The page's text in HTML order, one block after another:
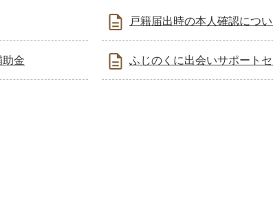
戸籍届出時の本人確認につ
金 ふじのくに出会いサポート